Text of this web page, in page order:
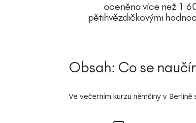
oceněno více než 1
pětihvězdičkovými
Obsah: Co se
Ve večerním kurzu němčiny v